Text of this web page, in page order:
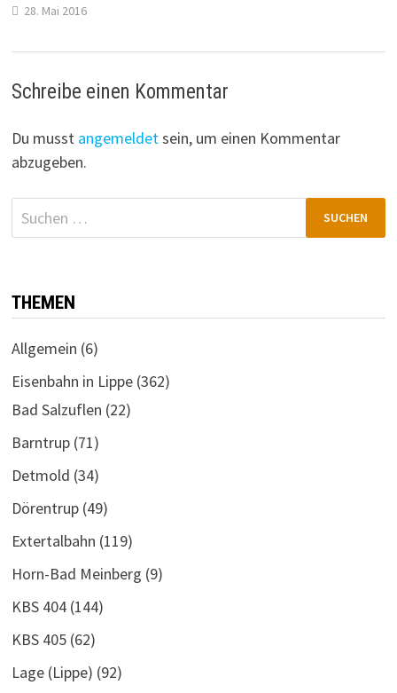
28. Mai 2016
Schreibe einen Kommentar
Du musst angemeldetsein, um einen Kommentar
abzugeben.
Suchen
nach:
THEMEN
Allgemein (6)
Eisenbahn in Lippe(362)
Bad Salzuflen (22)
Barntrup(71)
Detmold (34)
Dörentrup(49)
Extertalbahn (119)
Horn-Bad Meinberg (9)
KBS 404(144)
KBS 405(62)
Lage (Lippe) (92)